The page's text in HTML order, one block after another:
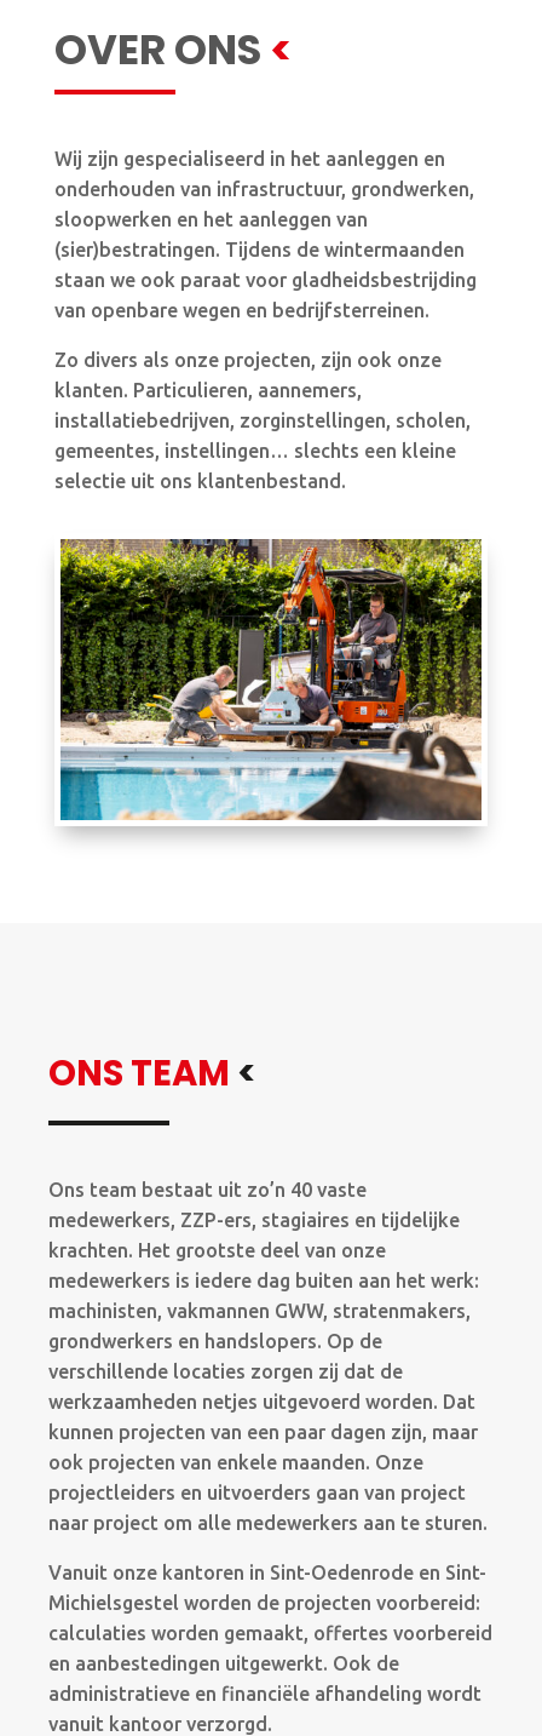
OVER ONS <
Wij zijn gespecialiseerd in het aanleggen en
onderhouden van infrastructuur, grondwerken,
sloopwerken en het aanleggen van
(sier)bestratingen. Tijdens de wintermaanden
staan we ook paraat voor gladheidsbestrijding
van openbare wegen en bedrijfsterreinen.
Zo divers als onze projecten, zijn ook onze
klanten. Particulieren, aannemers,
installatiebedrijven, zorginstellingen, scholen,
gemeentes, instellingen… slechts een kleine
selectie uit ons klantenbestand.
ONS TEAM <
Ons team bestaat uit zo’n 40 vaste
medewerkers, ZZP-ers, stagiaires en tijdelijke
krachten. Het grootste deel van onze
medewerkers is iedere dag buiten aan het werk:
machinisten, vakmannen GWW, stratenmakers,
grondwerkers en handslopers. Op de
verschillende locaties zorgen zij dat de
werkzaamheden netjes uitgevoerd worden. Dat
kunnen projecten van een paar dagen zijn, maar
ook projecten van enkele maanden. Onze
projectleiders en uitvoerders gaan van project
naar project om alle medewerkers aan te sturen.
Vanuit onze kantoren in Sint-Oedenrode en Sint-
Michielsgestel worden de projecten voorbereid:
calculaties worden gemaakt, offertes voorbereid
en aanbestedingen uitgewerkt. Ook de
administratieve en financiële afhandeling wordt
vanuit kantoor verzorgd.